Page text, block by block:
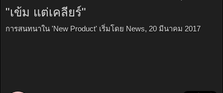
"เข้ม แต่เคลียร์"
การสนทนาใน 'New Product' เริ่มโดย News, 20 มีนาคม 2017